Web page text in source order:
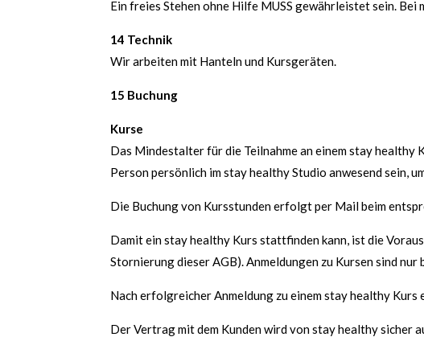
Ein freies Stehen ohne Hilfe MUSS gewährleistet sein.
14 Technik
Wir arbeiten mit Hanteln und Kursgeräten.
15 Buchung
Kurse
Das Mindestalter für die Teilnahme an einem stay healthy
Person persönlich im stay healthy Studio anwesend sein,
Die Buchung von Kursstunden erfolgt per Mail beim
Damit ein stay healthy Kurs stattfinden kann, ist die
Stornierung dieser AGB). Anmeldungen zu Kursen sind
Nach erfolgreicher Anmeldung zu einem stay healthy
Der Vertrag mit dem Kunden wird von stay healthy sicher